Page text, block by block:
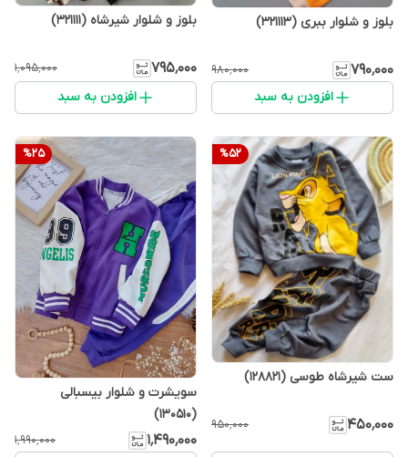
بلوز و شلوار ببری (321113)
۷۹۰٬۰۰۰ ۹۸۰٬۰۰۰
افزودن به سبد
بلوز و شلوار شیرشاه (321111)
۷۹۵٬۰۰۰ ۱٬۰۹۵٬۰۰۰
افزودن به سبد
%52
ست شیرشاه طوسی (128821)
۴۵۰٬۰۰۰ ۹۵۰٬۰۰۰
%25
سویشرت و شلوار بیسبالی
(130510)
۱٬۴۹۰٬۰۰۰ ۱٬۹۹۰٬۰۰۰